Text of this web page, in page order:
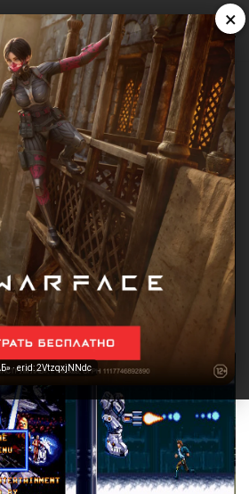
×
· erid: 2VtzqxjNNdc
ЛАБ» · erid: 2VtzqxjNNdc